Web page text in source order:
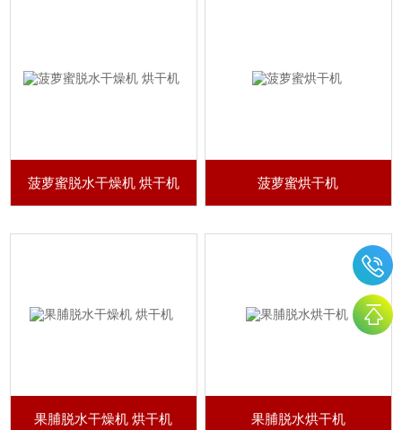
菠萝蜜脱水干燥机 烘干机 菠萝蜜烘干机
果脯脱水干燥机 烘干机 果脯脱水烘干机